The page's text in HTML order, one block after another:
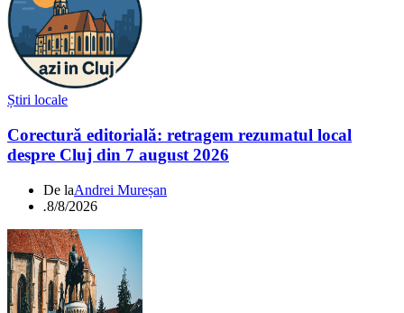
Știri locale
Corectură editorială: retragem rezumatul local
despre Cluj din 7 august 2026
De laAndrei Mureșan
.8/8/2026